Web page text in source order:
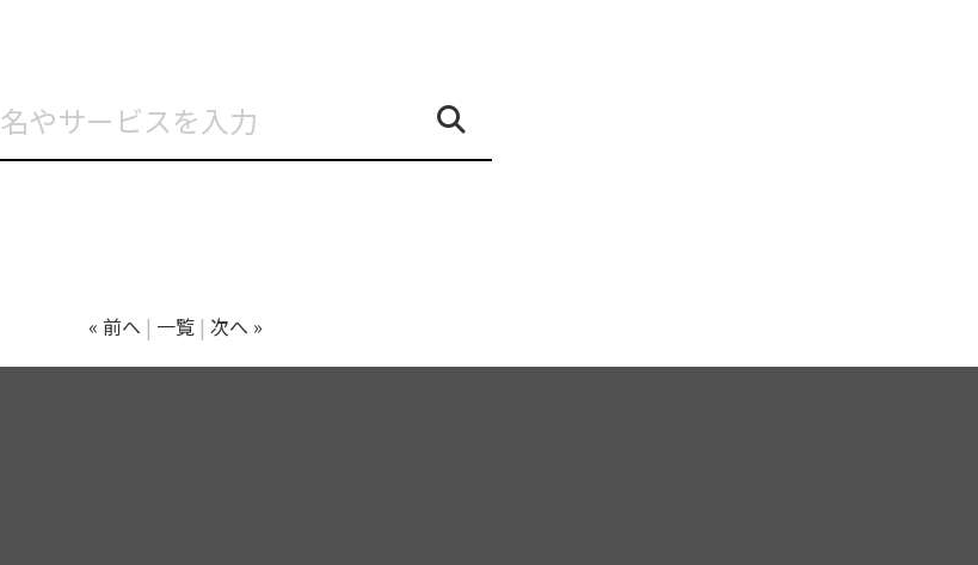
« 前へ 一覧 次へ »